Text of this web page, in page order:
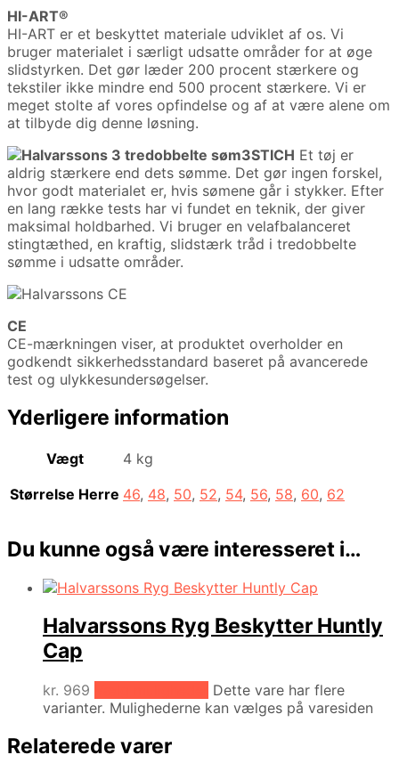
HI-ART®
HI-ART er et beskyttet materiale udviklet af os. Vi
bruger materialet i særligt udsatte områder for at øge
slidstyrken. Det gør læder 200 procent stærkere og
tekstiler ikke mindre end 500 procent stærkere. Vi er
meget stolte af vores opfindelse og af at være alene om
at tilbyde dig denne løsning.
3STICH Et tøj er
aldrig stærkere end dets sømme. Det gør ingen forskel,
hvor godt materialet er, hvis sømene går i stykker. Efter
en lang række tests har vi fundet en teknik, der giver
maksimal holdbarhed. Vi bruger en velafbalanceret
stingtæthed, en kraftig, slidstærk tråd i tredobbelte
sømme i udsatte områder.
CE
CE-mærkningen viser, at produktet overholder en
godkendt sikkerhedsstandard baseret på avancerede
test og ulykkesundersøgelser.
Yderligere information
Vægt
4 kg
Størrelse Herre 46, 48, 50, 52, 54, 56, 58, 60, 62
Du kunne også være interesseret i…
Halvarssons Ryg Beskytter Huntly
Cap
kr. 969
Dette vare har flere
varianter. Mulighederne kan vælges på varesiden
Relaterede varer